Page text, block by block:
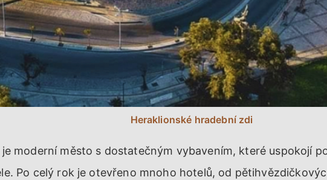
Heraklionské hradební zdi
je moderní město s dostatečným vybavením, které uspokojí
Po celý rok je otevřeno mnoho hotelů, od